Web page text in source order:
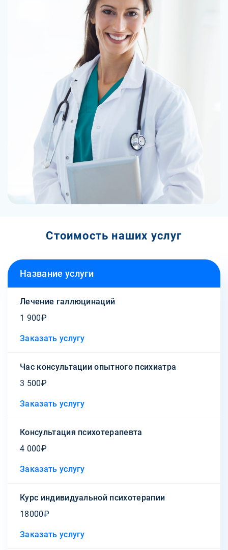
Стоимость наших услуг
Название услуги
Лечение галлюцинаций
1 900₽
Заказать услугу
Час консультации опытного психиатра
3 500₽
Заказать услугу
Консультация психотерапевта
4 000₽
Заказать услугу
Курс индивидуальной психотерапии
18000₽
Заказать услугу